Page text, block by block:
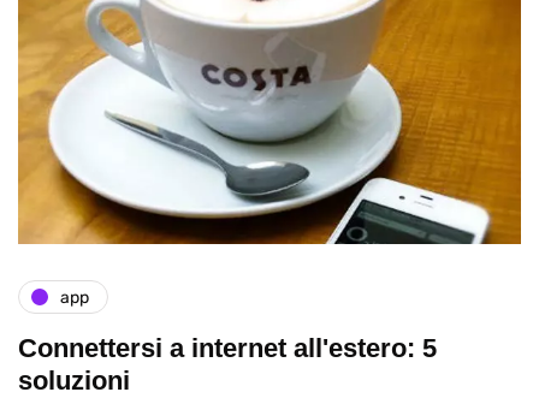
app
Connettersi a internet all'estero: 5
soluzioni